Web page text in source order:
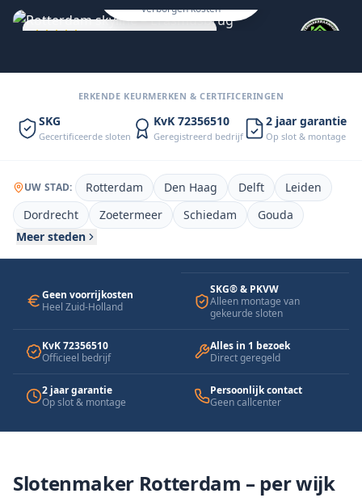
— Mark T., Rotterdam
verborgen kosten
ERKENDE KEURMERKEN & CERTIFICERINGEN
SKG
Gecertificeerde sloten
KvK 72356510
Geregistreerd bedrijf
2 jaar garantie
Op slot & montage
UW STAD: Rotterdam Den Haag Delft
Leiden
Dordrecht
Zoetermeer Schiedam
Gouda
Meer steden
Geen voorrijkosten
Heel Zuid-Holland
SKG® & PKVW
Alleen montage van
gekeurde sloten
KvK 72356510
Officieel bedrijf
Alles in 1 bezoek
Direct geregeld
2 jaar garantie
Op slot & montage
Persoonlijk contact
Geen callcenter
Slotenmaker Rotterdam – per wijk